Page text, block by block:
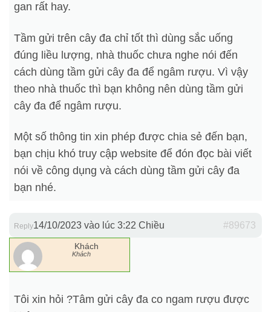
gan rất hay.
Tầm gửi trên cây đa chỉ tốt thì dùng sắc uống
đúng liều lượng, nhà thuốc chưa nghe nói đến
cách dùng tầm gửi cây đa để ngâm rượu. Vì vậy
theo nhà thuốc thì bạn không nên dùng tầm gửi
cây đa để ngâm rượu.
Một số thông tin xin phép được chia sẻ đến bạn,
bạn chịu khó truy cập website để đón đọc bài viết
nói về công dụng và cách dùng tầm gửi cây đa
bạn nhé.
14/10/2023 vào lúc 3:22 Chiều #89673
Reply
Khách
Khách
Tôi xin hỏi ?Tâm gửi cây đa co ngam rượu được